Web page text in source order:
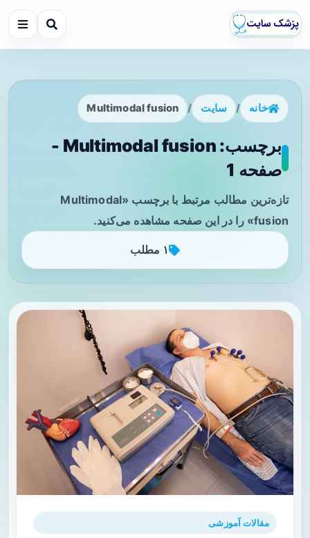
خانه / سایت /
Multimodal fusion
برچسب: Multimodal fusion -
صفحه 1
تازه‌ترین مطالب مرتبط با برچسب «Multimodal
fusion» را در این صفحه مشاهده می‌کنید.
۱ مطلب
مقالات آموزشی